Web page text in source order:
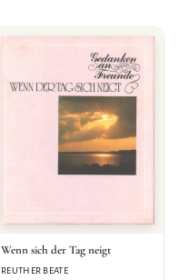
Wenn sich der Tag neigt
REUTHER BEATE